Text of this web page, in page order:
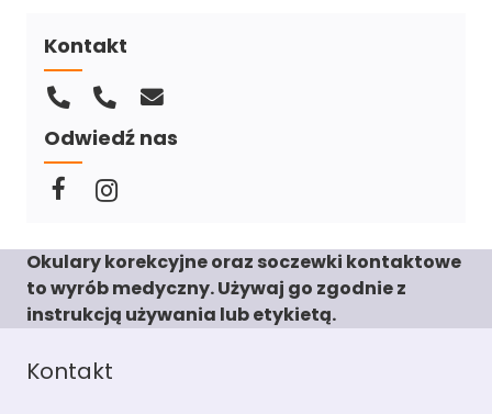
Kontakt
Odwiedź nas
Okulary korekcyjne oraz soczewki kontaktowe
to wyrób medyczny. Używaj go zgodnie z
instrukcją używania lub etykietą.
Kontakt